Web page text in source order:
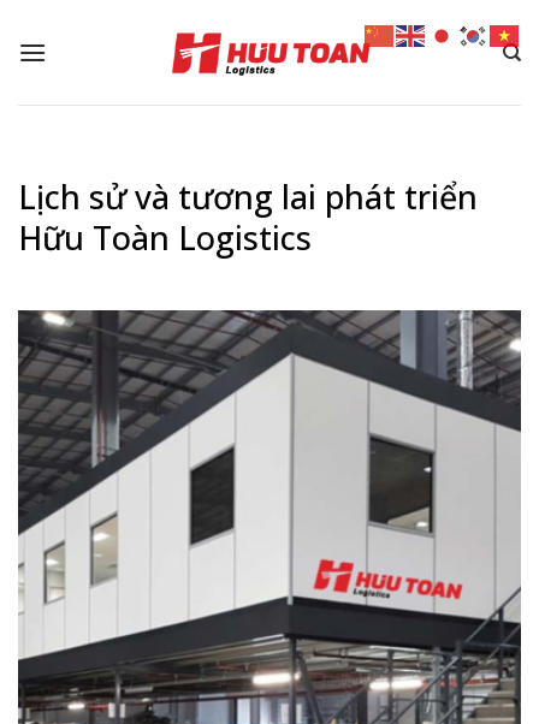
Lịch sử và tương lai phát triển
Hữu Toàn Logistics